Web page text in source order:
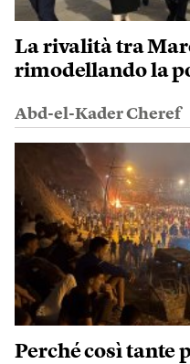
La rivalità tra
rimodellando la
Abd-el-Kader Cheref
Perché così tante